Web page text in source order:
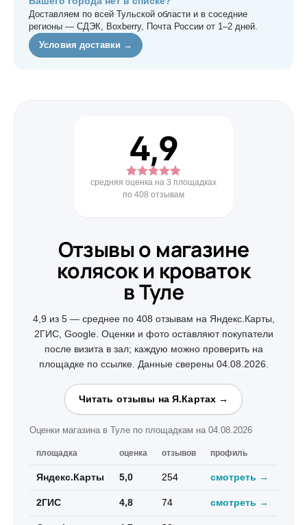
Доставляем по всей Тульской области и в соседние
регионы — СДЭК, Boxberry, Почта России от 1–2 дней.
Условия доставки →
4,9
средняя оценка на 3 площадках
по 408 отзывам
Отзывы о магазине
колясок и кроваток
в Туле
4,9 из 5 — среднее по 408 отзывам на Яндекс.Карты,
2ГИС, Google. Оценки и фото оставляют покупатели
после визита в зал; каждую можно проверить на
площадке по ссылке. Данные сверены 04.08.2026.
Читать отзывы на Я.Картах →
Оценки магазина в Туле по площадкам на 04.08.2026
площадка оценка отзывов профиль
Яндекс.Карты 5,0 254 смотреть →
2ГИС 4,8 74 смотреть →